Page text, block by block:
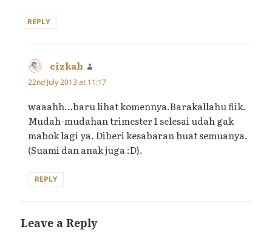
REPLY
cizkah
22nd July 2013 at 11:17
waaahh…baru lihat komennya.Barakallahu fiik.
Mudah-mudahan trimester 1 selesai udah gak
mabok lagi ya. Diberi kesabaran buat semuanya.
(Suami dan anak juga :D).
REPLY
Leave a Reply